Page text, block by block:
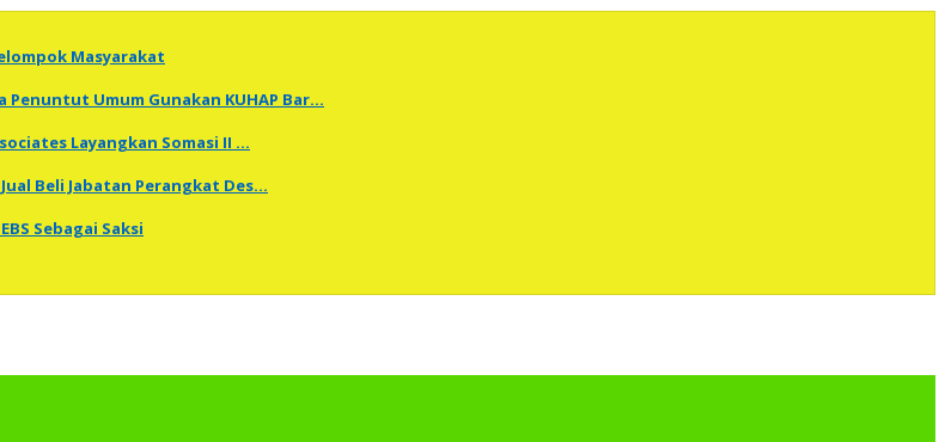
Masyarakat
Penuntut Umum Gunakan KUHAP Bar…
Layangkan Somasi II …
Beli Jabatan Perangkat Des…
Sebagai Saksi